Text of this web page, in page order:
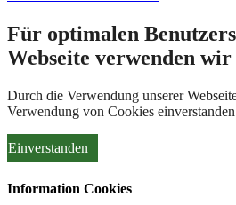
Für optimalen
Webseite verwenden wir
Durch die Verwendung unserer
Verwendung von Cookies
Einverstanden
Information Cookies